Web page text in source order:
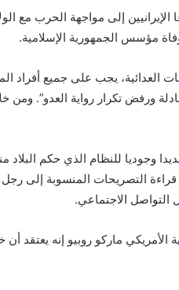
إلى مواجهة الحرب مع
مؤسس الجمهورية الإسلامية.
العدائية، يجب على جميع أفراد
ورفض تكرار رواية العدو”. ومن
وجوديا للنظام الذي حكم
الاجتماعي.
ماركو روبيو إنه يعتقد أن